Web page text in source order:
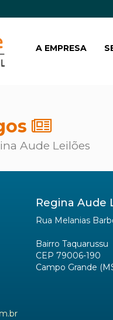
A EMPRESA
Aude Leilões
Regina Aude
Rua Melanias
Bairro Taquarussu
CEP 79006-190
Campo Grande